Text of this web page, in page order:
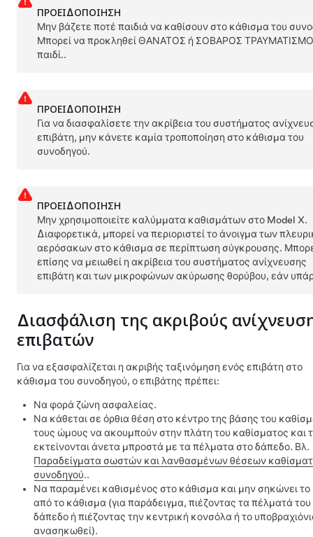
ΠΡΟΕΙΔΟΠΟΊΗΣΗ
Μην βάζετε ποτέ παιδιά να καθίσουν στο κάθισμα του
Μπορεί να προκληθεί ΘΑΝΑΤΟΣ ή ΣΟΒΑΡΟΣ
παιδί..
ΠΡΟΕΙΔΟΠΟΊΗΣΗ
Για να διασφαλίσετε την ακρίβεια του συστήματος
επιβάτη, μην κάνετε καμία τροποποίηση στο κάθισμα του
συνοδηγού.
ΠΡΟΕΙΔΟΠΟΊΗΣΗ
Μην χρησιμοποιείτε καλύμματα καθισμάτων στο Model X.
Διαφορετικά, μπορεί να περιοριστεί το άνοιγμα των
αερόσακων στο κάθισμα σε περίπτωση σύγκρουσης.
επίσης να μειωθεί η ακρίβεια του συστήματος ανίχνευσης
επιβάτη και των μικροφώνων ακύρωσης θορύβου, εάν
Διασφάλιση της ακριβούς
επιβατών
Για να εξασφαλίζεται η ακριβής ταξινόμηση ενός επιβάτη στο
κάθισμα του συνοδηγού, ο επιβάτης πρέπει:
Να φορά ζώνη ασφαλείας.
Να κάθεται σε όρθια θέση στο κέντρο της βάσης του
τους ώμους να ακουμπούν στην πλάτη του καθίσματος και
εκτείνονται άνετα μπροστά με τα πέλματα στο δάπεδο. Βλ.
Παραδείγματα σωστών και λανθασμένων θέσεων
συνοδηγού..
Να παραμένει καθισμένος στο κάθισμα και μην σηκώνει το
από το κάθισμα (για παράδειγμα, πιέζοντας τα πέλματά του
δάπεδο ή πιέζοντας την κεντρική κονσόλα ή το
ανασηκωθεί).